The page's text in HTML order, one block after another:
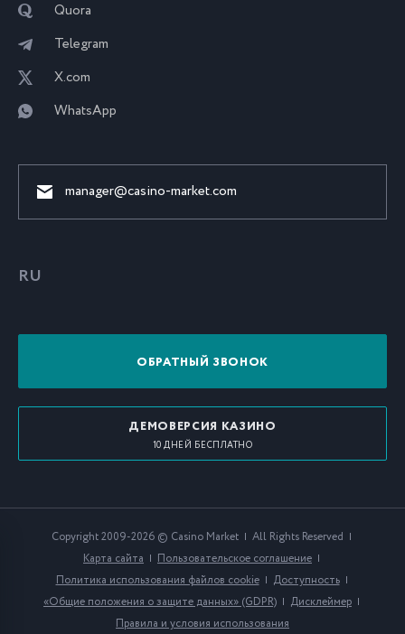
Quora
Telegram
X.com
WhatsApp
manager@casino-market.com
RU
ОБРАТНЫЙ ЗВОНОК
ДЕМОВЕРСИЯ КАЗИНО
10 ДНЕЙ БЕСПЛАТНО
Copyright 2009-2026 © Casino Market
All Rights Reserved
Карта сайта
Пользовательское соглашение
Политика использования файлов cookie
Доступность
«Общие положения о защите данных» (GDPR)
Дисклеймер
Правила и условия использования